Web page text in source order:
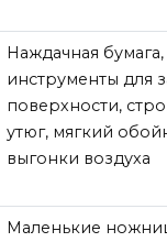
Наждачная
инструменты для
поверхности,
утюг, мягкий
выгонки воздуха
Маленькие